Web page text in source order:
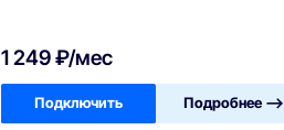
1 249 ₽/мес
Подключить Подробнее —>